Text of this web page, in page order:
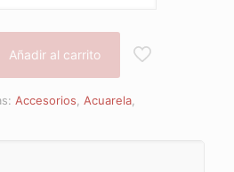
Añadir al carrito
Accesorios Acuarela